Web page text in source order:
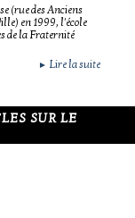
(rue des Anciens
en 1999, l'école
de la Fraternité
► Lire la suite
SUR LE